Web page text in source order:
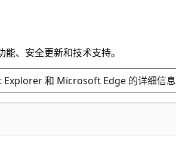
、安全更新和技术支持。
和 Microsoft Edge 的详细信息